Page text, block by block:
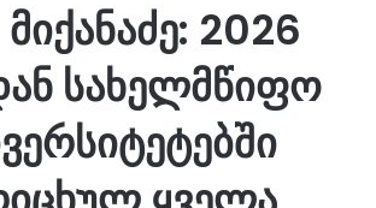
2026
სახელმწიფო